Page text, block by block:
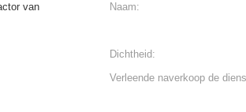
van
Naam:
Dichtheid:
Verleende naverkoop de